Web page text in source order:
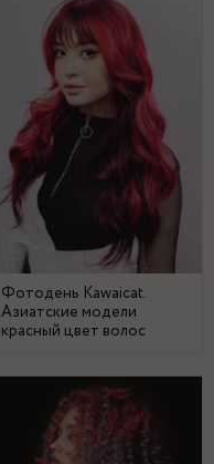
Фотодень Kawaicat.
Азиатские модели
красный цвет волос